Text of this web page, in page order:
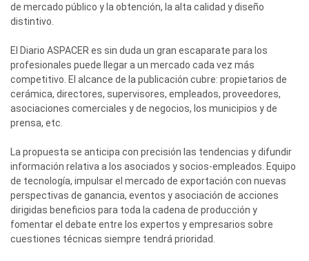
de mercado público y la obtención, la alta calidad y diseño
distintivo.
El Diario ASPACER es sin duda un gran escaparate para los
profesionales puede llegar a un mercado cada vez más
competitivo. El alcance de la publicación cubre: propietarios de
cerámica, directores, supervisores, empleados, proveedores,
asociaciones comerciales y de negocios, los municipios y de
prensa, etc.
La propuesta se anticipa con precisión las tendencias y difundir
información relativa a los asociados y socios-empleados. Equipo
de tecnología, impulsar el mercado de exportación con nuevas
perspectivas de ganancia, eventos y asociación de acciones
dirigidas beneficios para toda la cadena de producción y
fomentar el debate entre los expertos y empresarios sobre
cuestiones técnicas siempre tendrá prioridad.